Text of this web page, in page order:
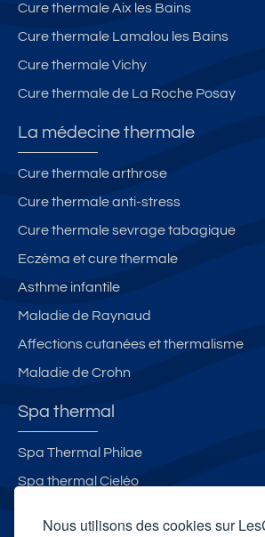
Nous utilisons des cookies sur
Cure thermale Aix les Bains
Cure thermale Lamalou les Bains
Cure thermale Vichy
Cure thermale de La Roche Posay
La médecine thermale
Cure thermale arthrose
Cure thermale anti-stress
Cure thermale sevrage tabagique
Eczéma et cure thermale
Asthme infantile
Maladie de Raynaud
Affections cutanées et thermalisme
Maladie de Crohn
Spa thermal
Spa Thermal Philae
Spa thermal Cieléo